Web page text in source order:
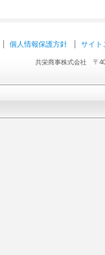
個人情報保護方針 サイト
共栄商事株式会社 〒